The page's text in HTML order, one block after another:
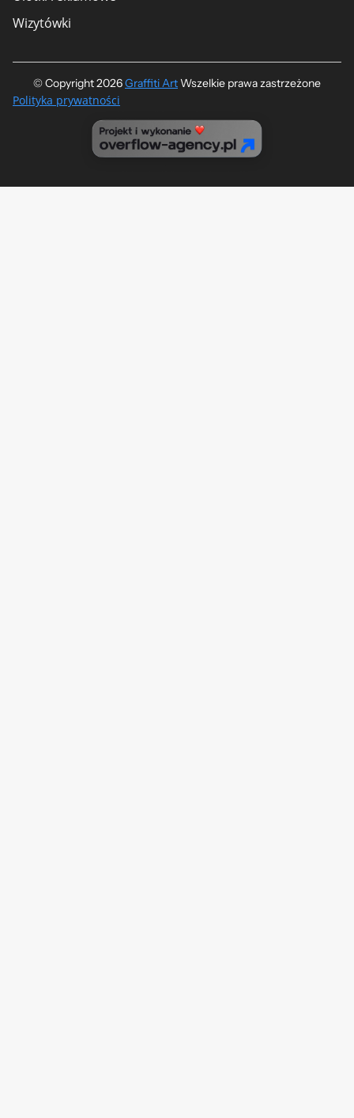
Wizytówki
© Copyright 2026Graffiti Art​ Wszelkie prawa zastrzeżone
Polityka prywatności